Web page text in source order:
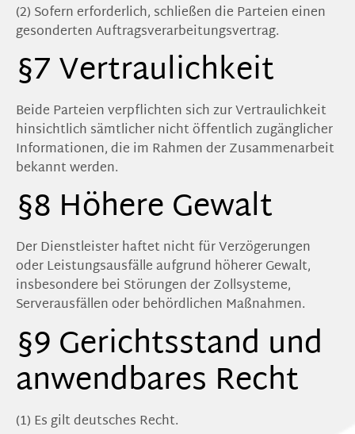
(2) Sofern erforderlich, schließen die Parteien einen
gesonderten Auftragsverarbeitungsvertrag.
§7 Vertraulichkeit
Beide Parteien verpflichten sich zur Vertraulichkeit
hinsichtlich sämtlicher nicht öffentlich zugänglicher
Informationen, die im Rahmen der Zusammenarbeit
bekannt werden.
§8 Höhere Gewalt
Der Dienstleister haftet nicht für Verzögerungen
oder Leistungsausfälle aufgrund höherer Gewalt,
insbesondere bei Störungen der Zollsysteme,
Serverausfällen oder behördlichen Maßnahmen.
§9 Gerichtsstand und
anwendbares Recht
(1) Es gilt deutsches Recht.